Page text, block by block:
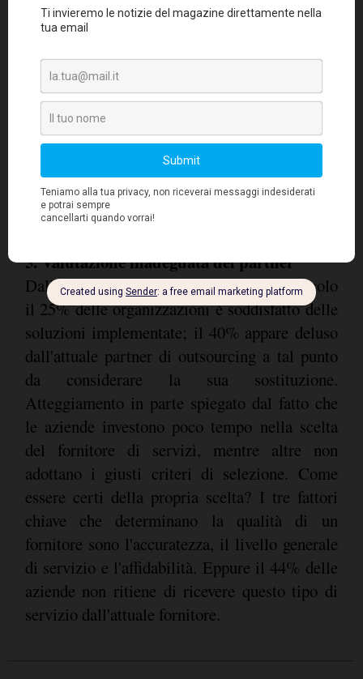
impiegandolo invece per la pianificazione
strategica, la soddisfazione dei clienti, i
competenze di base. Se la scelta di
esternalizzare l'HR si fonda esclusivamente sul
prezzo offerto non avrà benefici per il clienti
interni sacrificando la qualità del servizio.
5. Valutazione inadeguata del partner
Dalle analisi svolte da ADP è emerso che solo
il 25% delle organizzazioni è soddisfatto delle
soluzioni implementate; il 40% appare deluso
dall'attuale partner di outsourcing a tal punto
da considerare la sua sostituzione.
Atteggiamento in parte spiegato dal fatto che
le aziende investono poco tempo nella scelta
del fornitore di servizi, mentre altre non
adottano i giusti criteri di selezione. Come
essere certi della propria scelta? I tre fattori
chiave che determinano la qualità di un
fornitore sono l'accuratezza, il livello generale
di servizio e l'affidabilità. Eppure il 44% delle
aziende non ritiene di ricevere questo tipo di
servizio dall'attuale fornitore.